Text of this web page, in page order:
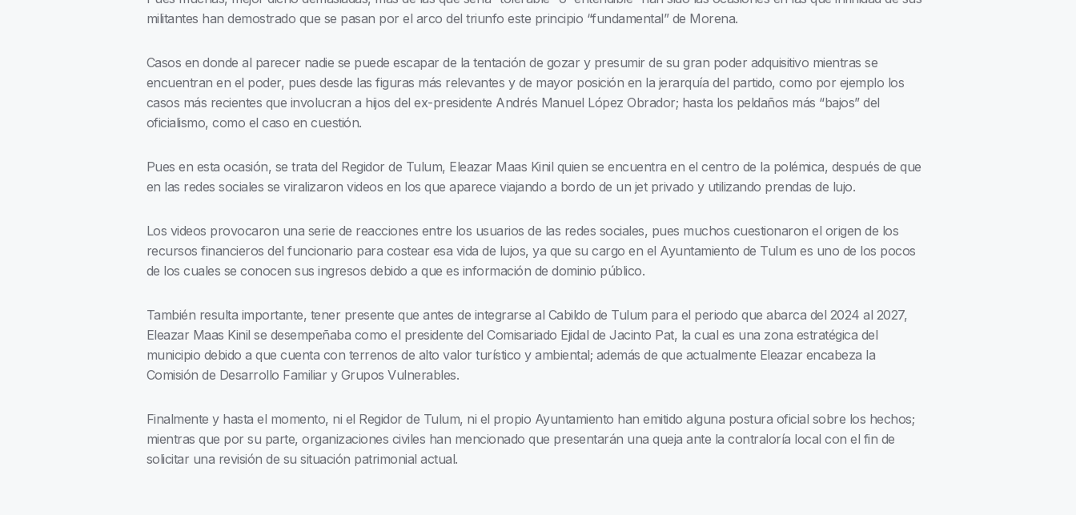
militantes han demostrado que se pasan por el arco del triunfo este principio “fundamental” de Morena.
Casos en donde al parecer nadie se puede escapar de la tentación de gozar y presumir de su gran poder adquisitivo mientras se
encuentran en el poder, pues desde las figuras más relevantes y de mayor posición en la jerarquía del partido, como por ejemplo los
casos más recientes que involucran a hijos del ex-presidente Andrés Manuel López Obrador; hasta los peldaños más “bajos” del
oficialismo, como el caso en cuestión.
Pues en esta ocasión, se trata del Regidor de Tulum, Eleazar Maas Kinil quien se encuentra en el centro de la polémica, después de que
en las redes sociales se viralizaron videos en los que aparece viajando a bordo de un jet privado y utilizando prendas de lujo.
Los videos provocaron una serie de reacciones entre los usuarios de las redes sociales, pues muchos cuestionaron el origen de los
recursos financieros del funcionario para costear esa vida de lujos, ya que su cargo en el Ayuntamiento de Tulum es uno de los pocos
de los cuales se conocen sus ingresos debido a que es información de dominio público.
También resulta importante, tener presente que antes de integrarse al Cabildo de Tulum para el periodo que abarca del 2024 al 2027,
Eleazar Maas Kinil se desempeñaba como el presidente del Comisariado Ejidal de Jacinto Pat, la cual es una zona estratégica del
municipio debido a que cuenta con terrenos de alto valor turístico y ambiental; además de que actualmente Eleazar encabeza la
Comisión de Desarrollo Familiar y Grupos Vulnerables.
Finalmente y hasta el momento, ni el Regidor de Tulum, ni el propio Ayuntamiento han emitido alguna postura oficial sobre los hechos;
mientras que por su parte, organizaciones civiles han mencionado que presentarán una queja ante la contraloría local con el fin de
solicitar una revisión de su situación patrimonial actual.